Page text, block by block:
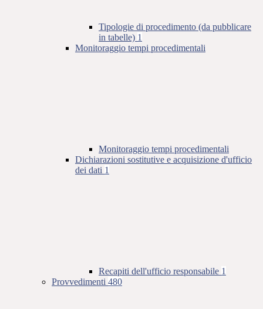
Tipologie di procedimento (da pubblicare
in tabelle) 1
Monitoraggio tempi procedimentali
Monitoraggio tempi procedimentali
Dichiarazioni sostitutive e acquisizione d'ufficio
dei dati 1
Recapiti dell'ufficio responsabile 1
Provvedimenti 480